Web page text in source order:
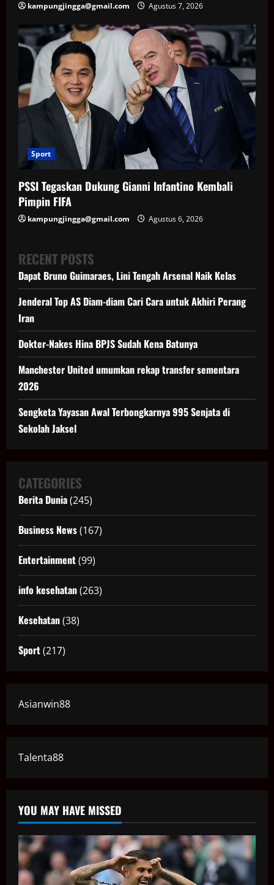
kampungjingga@gmail.com Agustus 7, 2026
Sport
PSSI Tegaskan Dukung Gianni Infantino Kembali
Pimpin FIFA
kampungjingga@gmail.com Agustus 6, 2026
RECENT POSTS
Dapat Bruno Guimaraes, Lini Tengah Arsenal Naik Kelas
Jenderal Top AS Diam-diam Cari Cara untuk Akhiri Perang
Iran
Dokter-Nakes Hina BPJS Sudah Kena Batunya
Manchester United umumkan rekap transfer sementara
2026
Sengketa Yayasan Awal Terbongkarnya 995 Senjata di
Sekolah Jaksel
CATEGORIES
Berita Dunia(245)
Business News(167)
Entertainment(99)
info kesehatan(263)
Kesehatan(38)
Sport(217)
Asianwin88
Talenta88
YOU MAY HAVE MISSED